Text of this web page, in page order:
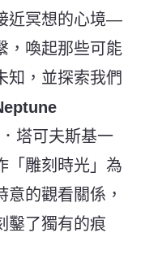
近冥想的心境—
，喚起那些可能
知，並探索我們
塔可夫斯基一
「雕刻時光」為
的觀看關係，
鑿了獨有的痕